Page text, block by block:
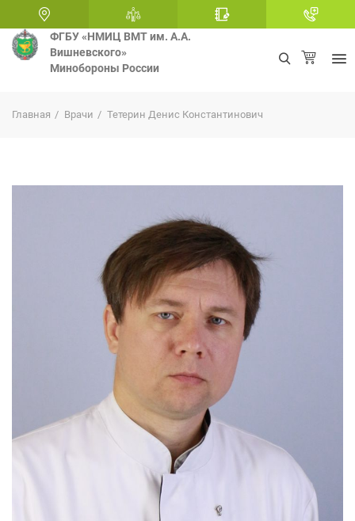
ФГБУ «НМИЦ ВМТ им. А.А.
Вишневского»
Минобороны России
Главная Врачи Тетерин Денис Константинович